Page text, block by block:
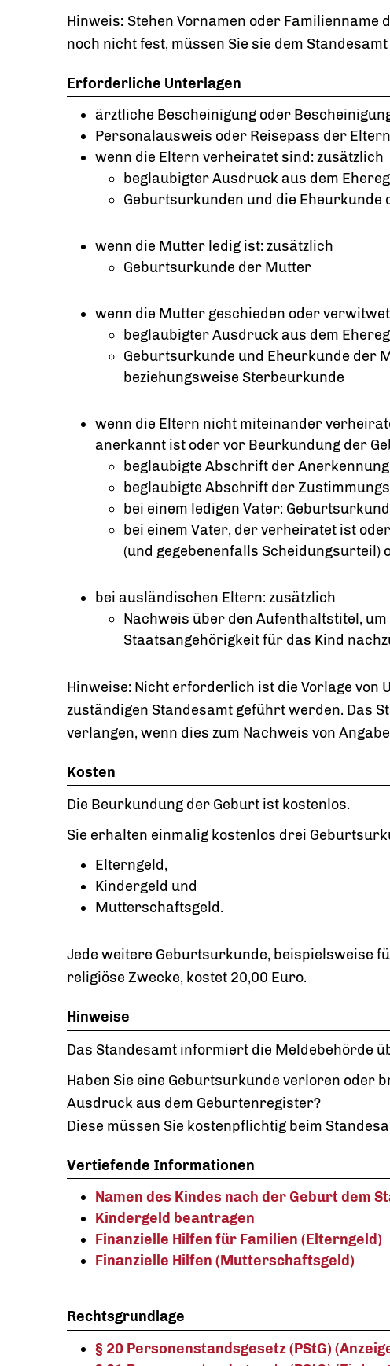
Hinweis: Stehen Vornamen oder Familienname
noch nicht fest, müssen Sie sie dem
Erforderliche Unterlagen
ärztliche Bescheinigung oder
Personalausweis oder Reisepass der
wenn die Eltern verheiratet sind: zusätzlich
beglaubigter Ausdruck aus dem
Geburtsurkunden und die Eheurkunde
wenn die Mutter ledig ist: zusätzlich
Geburtsurkunde der Mutter
wenn die Mutter geschieden oder
beglaubigter Ausdruck aus dem
Geburtsurkunde und Eheurkunde der
beziehungsweise Sterbeurkunde
wenn die Eltern nicht miteinander
anerkannt ist oder vor Beurkundung der
beglaubigte Abschrift der
beglaubigte Abschrift der
bei einem ledigen Vater:
bei einem Vater, der verheiratet ist
(und gegebenenfalls Scheidungsurteil)
bei ausländischen Eltern: zusätzlich
Nachweis über den Aufenthaltstitel,
Staatsangehörigkeit für das Kind
Hinweise: Nicht erforderlich ist die Vorlage von
zuständigen Standesamt geführt werden. Das
verlangen, wenn dies zum Nachweis von
Kosten
Die Beurkundung der Geburt ist kostenlos.
Sie erhalten einmalig kostenlos drei
Elterngeld,
Kindergeld und
Mutterschaftsgeld.
Jede weitere Geburtsurkunde, beispielsweise
religiöse Zwecke, kostet 20,00 Euro.
Hinweise
Das Standesamt informiert die Meldebehörde
Haben Sie eine Geburtsurkunde verloren oder
Ausdruck aus dem Geburtenregister?
Diese müssen Sie kostenpflichtig beim
Vertiefende Informationen
Namen des Kindes nach der Geburt dem
Kindergeld beantragen
Finanzielle Hilfen für Familien (Elterngeld)
Finanzielle Hilfen (Mutterschaftsgeld)
Rechtsgrundlage
§ 20 Personenstandsgesetz (PStG)